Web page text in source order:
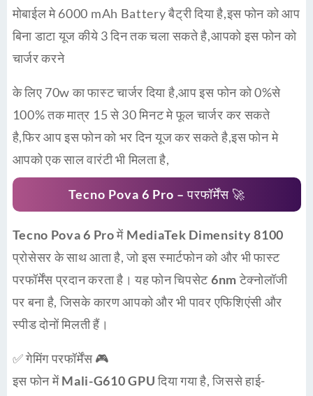
मोबाईल मे 6000 mAh Battery बैट्री दिया है,इस फोन को आप
बिना डाटा यूज कीये 3 दिन तक चला सकते है,आपको इस फोन को
चार्जर करने
के लिए 70w का फास्ट चार्जर दिया है,आप इस फोन को 0%से
100% तक मात्र 15 से 30 मिनट मे फूल चार्जर कर सकते
है,फिर आप इस फोन को भर दिन यूज कर सकते है,इस फोन मे
आपको एक साल वारंटी भी मिलता है,
Tecno Pova 6 Pro – परफॉर्मेंस🚀
Tecno Pova 6 Proमें MediaTek Dimensity 8100
प्रोसेसर के साथ आता है, जो इस स्मार्टफोन को और भी फास्ट
परफॉर्मेंस प्रदान करता है। यह फोन चिपसेट6nm टेक्नोलॉजी
पर बना है, जिसके कारण आपको और भी पावर एफिशिएंसी और
स्पीड दोनों मिलती हैं।
✅गेमिंग परफॉर्मेंस 🎮
इस फोन मेंMali-G610 GPUदिया गया है, जिससे हाई-